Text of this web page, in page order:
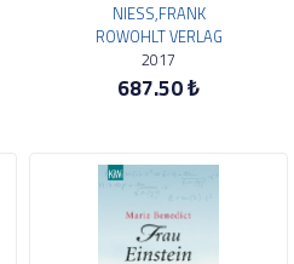
NIESS,FRANK
ROWOHLT VERLAG
2017
687.50 ₺